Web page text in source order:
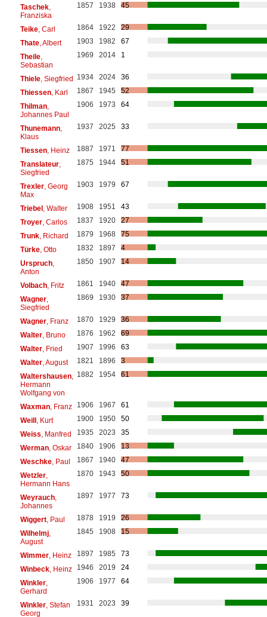
Taschek,
Franziska
1857 1938 45
Teike, Carl 1864 1922
29
Thate, Albert 1903 1982
67
Theile,
Sebastian
1969 2014 1
Thiele, Siegfried 1934 2024
36
Thiessen, Karl 1867 1945
52
Thilman,
Johannes Paul
1906 1973 64
Thunemann,
Klaus
1937 2025 33
Tiessen, Heinz 1887 1971
77
Translateur,
Siegfried
1875 1944 51
Trexler, Georg
Max
1903 1979 67
Triebel, Walter 1908 1951
43
Troyer, Carlos 1837 1920
27
Trunk, Richard 1879 1968
75
Türke, Otto 1832 1897
4
Urspruch,
Anton
1850 1907 14
Volbach, Fritz 1861 1940
47
Wagner,
Siegfried
1869 1930 37
Wagner, Franz 1870 1929
36
Walter, Bruno 1876 1962
69
Walter, Fried 1907 1996
63
Walter, August 1821 1896
3
Waltershausen,
Hermann
Wolfgang von
1882 1954 61
Waxman, Franz 1906 1967
61
Weill, Kurt 1900 1950
50
Weiss , Manfred 1935 2023
35
Werman, Oskar 1840 1906
13
Weschke, Paul 1867 1940
47
Wetzler,
Hermann Hans
1870 1943 50
Weyrauch,
Johannes
1897 1977 73
Wiggert, Paul 1878 1919
26
Wilhelmj,
August
1845 1908 15
Wimmer, Heinz 1897 1985
73
Winbeck, Heinz 1946 2019
24
Winkler,
Gerhard
1906 1977 64
Winkler, Stefan
Georg
1931 2023 39